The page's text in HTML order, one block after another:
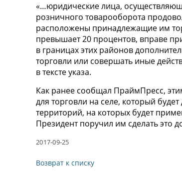
«…юридические лица,
розничного товарооборота
расположены принадлежащие им
превышает 20 процентов, вправе
в границах этих районов
торговли или совершать иные
в тексте указа.
Как ранее сообщал ПраймПресс,
для торговли на селе, который
территорий, на которых будет
Президент поручил им сделать это
2017-09-25
Возврат к списку